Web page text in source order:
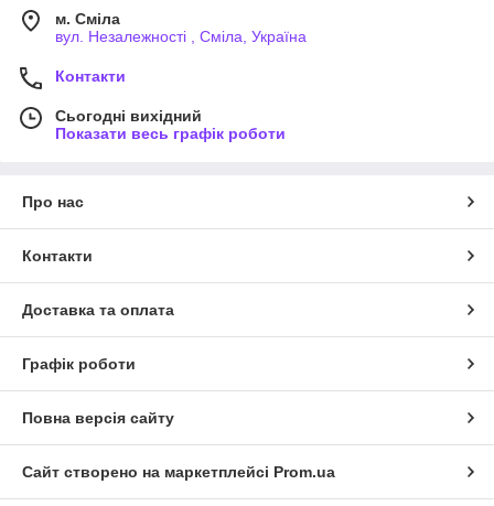
м. Сміла
вул. Незалежності , Сміла, Україна
Контакти
Сьогодні вихідний
Показати весь графік роботи
Про нас
Контакти
Доставка та оплата
Графік роботи
Повна версія сайту
Сайт створено на маркетплейсі Prom.ua